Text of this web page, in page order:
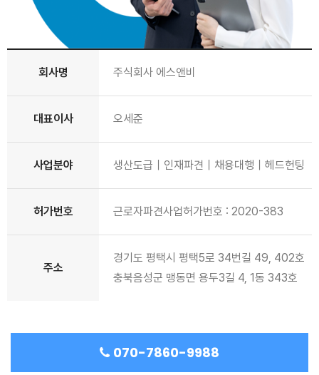
회사명 주식회사 에스앤비
대표이사 오세준
사업분야 생산도급｜인재파견｜채용대행｜헤드헌팅
허가번호 근로자파견사업허가번호 : 2020-383
주소
경기도 평택시 평택5로 34번길 49, 402호
충북음성군 맹동면 용두3길 4, 1동 343호
070-7860-9988